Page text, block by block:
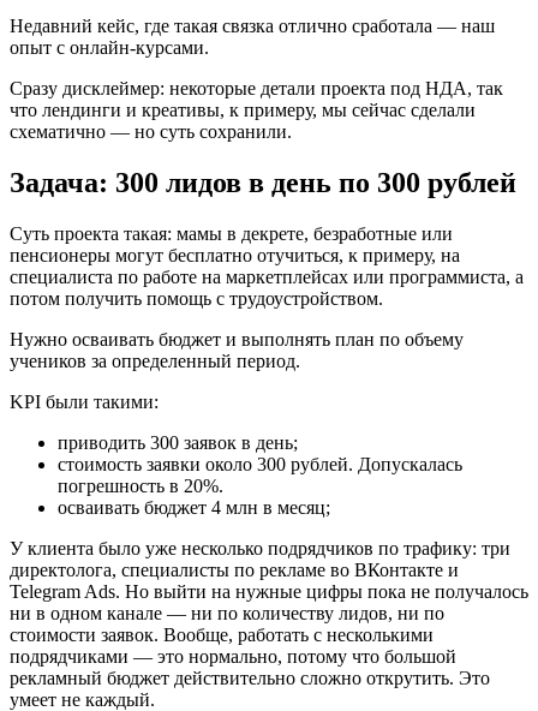
Недавний кейс, где такая связка отлично сработала — наш
опыт с онлайн-курсами.
Сразу дисклеймер: некоторые детали проекта под НДА, так
что лендинги и креативы, к примеру, мы сейчас сделали
схематично — но суть сохранили.
Задача: 300 лидов в день по 300 рублей
Суть проекта такая: мамы в декрете, безработные или
пенсионеры могут бесплатно отучиться, к примеру, на
специалиста по работе на маркетплейсах или программиста, а
потом получить помощь с трудоустройством.
Нужно осваивать бюджет и выполнять план по объему
учеников за определенный период.
KPI были такими:
приводить 300 заявок в день;
стоимость заявки около 300 рублей. Допускалась
погрешность в 20%.
осваивать бюджет 4 млн в месяц;
У клиента было уже несколько подрядчиков по трафику: три
директолога, специалисты по рекламе во ВКонтакте и
Telegram Ads. Но выйти на нужные цифры пока не получалось
ни в одном канале — ни по количеству лидов, ни по
стоимости заявок. Вообще, работать с несколькими
подрядчиками — это нормально, потому что большой
рекламный бюджет действительно сложно открутить. Это
умеет не каждый.